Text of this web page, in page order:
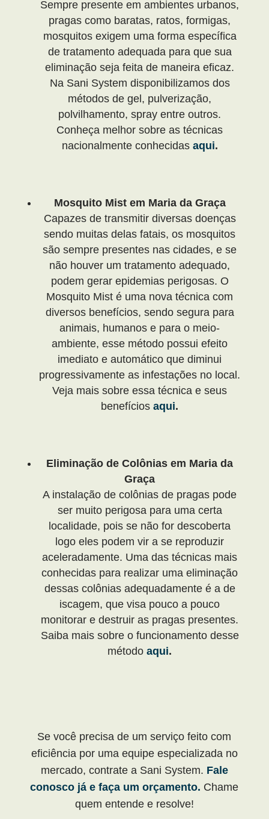
Sempre presente em ambientes urbanos,
pragas como baratas, ratos, formigas,
mosquitos exigem uma forma específica
de tratamento adequada para que sua
eliminação seja feita de maneira eficaz.
Na Sani System disponibilizamos dos
métodos de gel, pulverização,
polvilhamento, spray entre outros.
Conheça melhor sobre as técnicas
nacionalmente conhecidas aqui.
Mosquito Mist em Maria da Graça
Capazes de transmitir diversas doenças
sendo muitas delas fatais, os mosquitos
são sempre presentes nas cidades, e se
não houver um tratamento adequado,
podem gerar epidemias perigosas. O
Mosquito Mist é uma nova técnica com
diversos benefícios, sendo segura para
animais, humanos e para o meio-
ambiente, esse método possui efeito
imediato e automático que diminui
progressivamente as infestações no local.
Veja mais sobre essa técnica e seus
benefíciosaqui.
Eliminação de Colônias em Maria da
Graça
A instalação de colônias de pragas pode
ser muito perigosa para uma certa
localidade, pois se não for descoberta
logo eles podem vir a se reproduzir
aceleradamente. Uma das técnicas mais
conhecidas para realizar uma eliminação
dessas colônias adequadamente é a de
iscagem, que visa pouco a pouco
monitorar e destruir as pragas presentes.
Saiba mais sobre o funcionamento desse
métodoaqui.
Se você precisa de um serviço feito com
eficiência por uma equipe especializada no
mercado, contrate a Sani System. Fale
conosco já e faça um orçamento. Chame
quem entende e resolve!